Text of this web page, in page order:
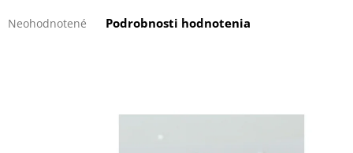
hodnotenie
Neohodnotené Podrobnosti hodnotenia